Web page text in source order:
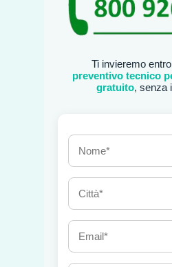
Ti invieremo
preventivo tecnico
gratuito, senza